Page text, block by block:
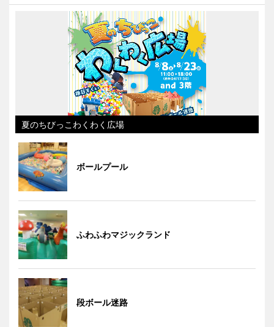
夏のちびっこわくわく広場
ボールプール
ふわふわマジックランド
段ボール迷路